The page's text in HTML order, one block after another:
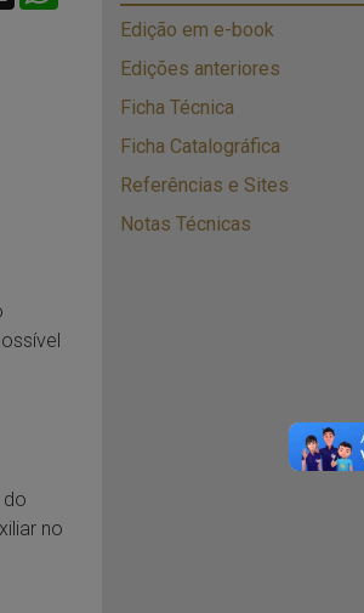
no
Edição em e-book
Edições anteriores
Ficha Técnica
Ficha Catalográfica
Referências e Sites
Notas Técnicas